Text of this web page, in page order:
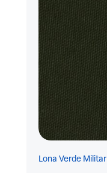
Lona Verde Militar